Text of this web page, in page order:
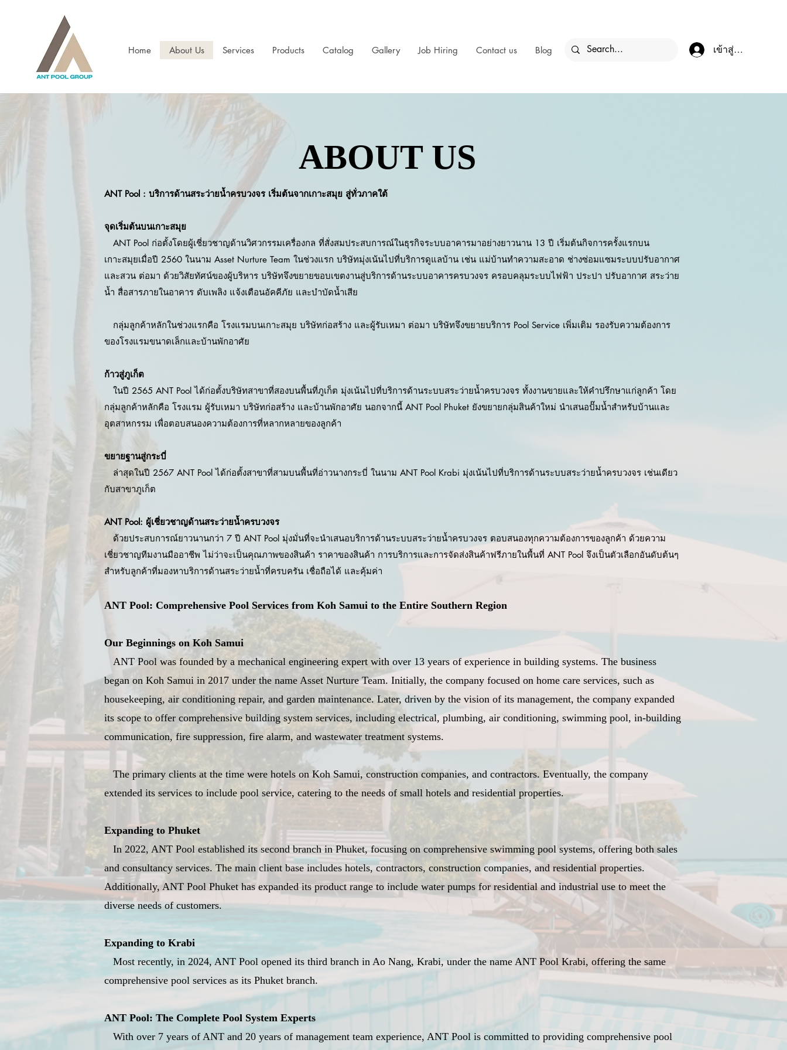
Home About Us Services Products Catalog Gallery Job Hiring Contact us Blog เข้าสู่ระบบ
ABOUT US
ANT Pool : บริการด้านสระว่ายน้ำครบวงจร เริ่มต้นจากเกาะสมุย สู่ทั่วภาคใต้
จุดเริ่มต้นบนเกาะสมุย
ANT Pool ก่อตั้งโดยผู้เชี่ยวชาญด้านวิศวกรรมเครื่องกล ที่สั่งสมประสบการณ์ในธุรกิจระบบอาคารมาอย่างยาวนาน 13 ปี เริ่มต้นกิจการครั้งแรกบน
เกาะสมุยเมื่อปี 2560 ในนาม Asset Nurture Team ในช่วงแรก บริษัทมุ่งเน้นไปที่บริการดูแลบ้าน เช่น แม่บ้านทำความสะอาด ช่างซ่อมแซมระบบปรับอากาศ
และสวน ต่อมา ด้วยวิสัยทัศน์ของผู้บริหาร บริษัทจึงขยายขอบเขตงานสู่บริการด้านระบบอาคารครบวงจร ครอบคลุมระบบไฟฟ้า ประปา ปรับอากาศ สระว่าย
น้ำ สื่อสารภายในอาคาร ดับเพลิง แจ้งเตือนอัคคีภัย และบำบัดน้ำเสีย
กลุ่มลูกค้าหลักในช่วงแรกคือ โรงแรมบนเกาะสมุย บริษัทก่อสร้าง และผู้รับเหมา ต่อมา บริษัทจึงขยายบริการ Pool Service เพิ่มเติม รองรับความต้องการ
ของโรงแรมขนาดเล็กและบ้านพักอาศัย
ก้าวสู่ภูเก็ต
ในปี 2565 ANT Pool ได้ก่อตั้งบริษัทสาขาที่สองบนพื้นที่ภูเก็ต มุ่งเน้นไปที่บริการด้านระบบสระว่ายน้ำครบวงจร ทั้งงานขายและให้คำปรึกษาแก่ลูกค้า โดย
กลุ่มลูกค้าหลักคือ โรงแรม ผู้รับเหมา บริษัทก่อสร้าง และบ้านพักอาศัย นอกจากนี้ ANT Pool Phuket ยังขยายกลุ่มสินค้าใหม่ นำเสนอปั๊มน้ำสำหรับบ้านและ
อุตสาหกรรม เพื่อตอบสนองความต้องการที่หลากหลายของลูกค้า
ขยายฐานสู่กระบี่
ล่าสุดในปี 2567 ANT Pool ได้ก่อตั้งสาขาที่สามบนพื้นที่อ่าวนางกระบี่ ในนาม ANT Pool Krabi มุ่งเน้นไปที่บริการด้านระบบสระว่ายน้ำครบวงจร เช่นเดียว
กับสาขาภูเก็ต
ANT Pool: ผู้เชี่ยวชาญด้านสระว่ายน้ำครบวงจร
ด้วยประสบการณ์ยาวนานกว่า 7 ปี ANT Pool มุ่งมั่นที่จะนำเสนอบริการด้านระบบสระว่ายน้ำครบวงจร ตอบสนองทุกความต้องการของลูกค้า ด้วยความ
เชี่ยวชาญทีมงานมืออาชีพ ไม่ว่าจะเป็นคุณภาพของสินค้า ราคาของสินค้า การบริการและการจัดส่งสินค้าฟรีภายในพื้นที่ ANT Pool จึงเป็นตัวเลือกอันดับต้นๆ
สำหรับลูกค้าที่มองหาบริการด้านสระว่ายน้ำที่ครบครัน เชื่อถือได้ และคุ้มค่า
ANT Pool: Comprehensive Pool Services from Koh Samui to the Entire Southern Region
Our Beginnings on Koh Samui
ANT Pool was founded by a mechanical engineering expert with over 13 years of experience in building systems. The business
began on Koh Samui in 2017 under the name Asset Nurture Team. Initially, the company focused on home care services, such as
housekeeping, air conditioning repair, and garden maintenance. Later, driven by the vision of its management, the company expanded
its scope to offer comprehensive building system services, including electrical, plumbing, air conditioning, swimming pool, in-building
communication, fire suppression, fire alarm, and wastewater treatment systems.
The primary clients at the time were hotels on Koh Samui, construction companies, and contractors. Eventually, the company
extended its services to include pool service, catering to the needs of small hotels and residential properties.
Expanding to Phuket
In 2022, ANT Pool established its second branch in Phuket, focusing on comprehensive swimming pool systems, offering both sales
and consultancy services. The main client base includes hotels, contractors, construction companies, and residential properties.
Additionally, ANT Pool Phuket has expanded its product range to include water pumps for residential and industrial use to meet the
diverse needs of customers.
Expanding to Krabi
Most recently, in 2024, ANT Pool opened its third branch in Ao Nang, Krabi, under the name ANT Pool Krabi, offering the same
comprehensive pool services as its Phuket branch.
ANT Pool: The Complete Pool System Experts
With over 7 years of ANT and 20 years of management team experience, ANT Pool is committed to providing comprehensive pool